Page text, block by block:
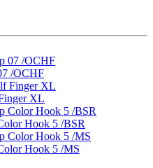
/OCHF
XL
Hook 5 /BSR
Hook 5 /MS